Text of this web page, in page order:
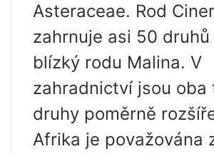
Asteraceae. Rod
zahrnuje asi 50 druhů
blízký rodu Malina. V
zahradnictví jsou oba
druhy poměrně
Afrika je považována